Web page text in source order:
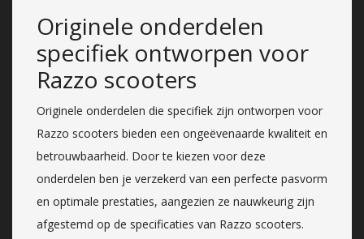
Originele onderdelen
specifiek ontworpen voor
Razzo scooters
Originele onderdelen die specifiek zijn ontworpen voor
Razzo scooters bieden een ongeëvenaarde kwaliteit en
betrouwbaarheid. Door te kiezen voor deze
onderdelen ben je verzekerd van een perfecte pasvorm
en optimale prestaties, aangezien ze nauwkeurig zijn
afgestemd op de specificaties van Razzo scooters.